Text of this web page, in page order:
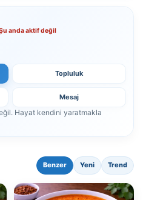
anda aktif değil
Topluluk
Mesaj
Hayat kendini yaratmakla
Benzer Yeni Trend